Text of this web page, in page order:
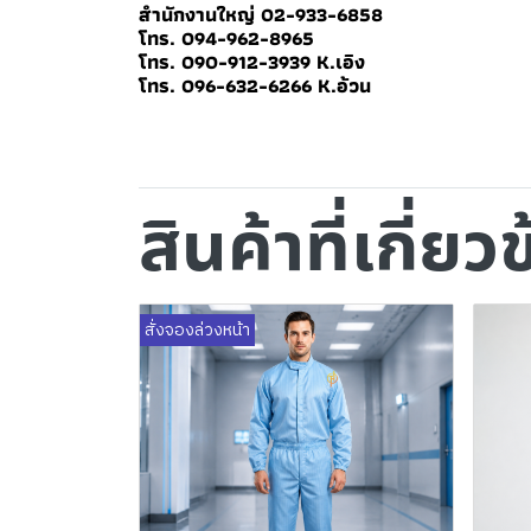
สำนักงานใหญ่ 02-933-6858
โทร. 094-962-8965
โทร. 090-912-3939 K.เอิง
โทร. 096-632-6266 K.อ้วน
สินค้าที่เกี่ยว
สั่งจองล่วงหน้า